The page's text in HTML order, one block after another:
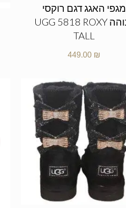
מגפי האגג דגם רוקסי
גבוהה UGG 5818 ROXY
TALL
449.00 ₪